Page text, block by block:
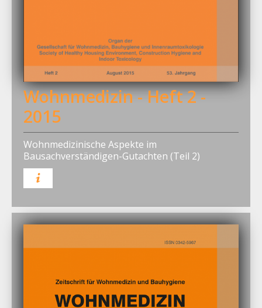
Wohnmedizin - Heft 2 -
2015
Wohnmedizinische Aspekte im
Bausachverständigen-Gutachten (Teil 2)